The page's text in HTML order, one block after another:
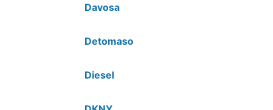
Davosa
Detomaso
Diesel